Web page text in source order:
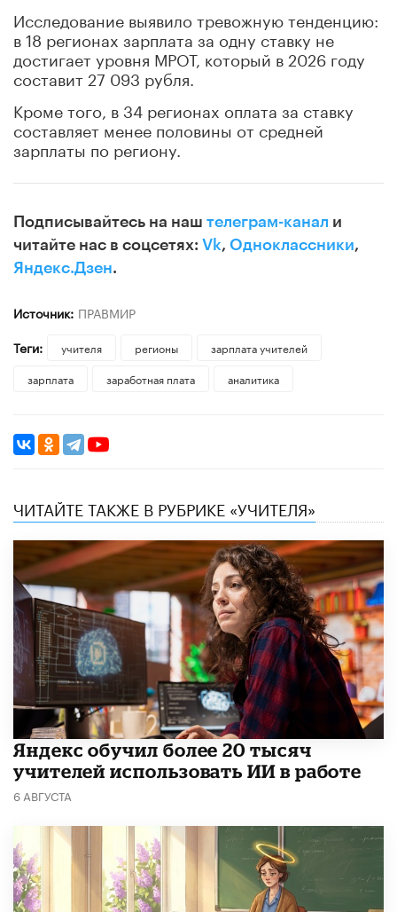
Исследование выявило тревожную тенденцию:
в 18 регионах зарплата за одну ставку не
достигает уровня МРОТ, который в 2026 году
составит 27 093 рубля.
Кроме того, в 34 регионах оплата за ставку
составляет менее половины от средней
зарплаты по региону.
Подписывайтесь на наш телеграм-канал и
читайте нас в соцсетях: Vk, Одноклассники,
Яндекс.Дзен.
Источник: ПРАВМИР
Теги:
учителя регионы
зарплата учителей
зарплата
заработная плата аналитика
ЧИТАЙТЕ ТАКЖЕ В РУБРИКЕ «УЧИТЕЛЯ»
​Яндекс обучил более 20 тысяч
учителей использовать ИИ в работе
6 АВГУСТА